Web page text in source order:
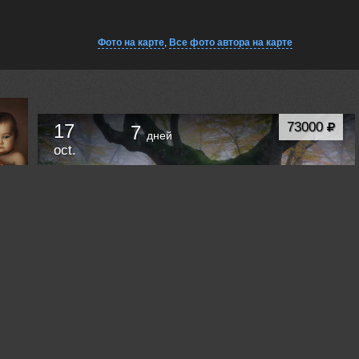
Фото на карте, Все фото автора на карте
73000
17
oct.
7дней